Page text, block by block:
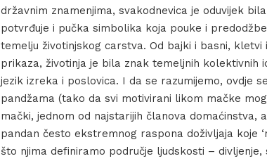
državnim znamenjima, svakodnevica je oduvijek
potvrđuje i pučka simbolika koja pouke i
temelju životinjskog carstva. Od bajki i basni,
prikaza, životinja je bila znak temeljnih kolektivnih
jezik izreka i poslovica. I da se razumijemo, ovdje
pandžama (tako da svi motivirani likom mačke
mački, jednom od najstarijih članova domaćinstva,
pandan često ekstremnog raspona doživljaja koje
što njima definiramo područje ljudskosti –